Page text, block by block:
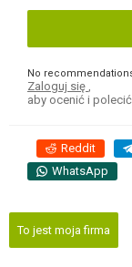
No
Zaloguj się
aby ocenić i polecić
Reddit
WhatsApp
To jest moja firma